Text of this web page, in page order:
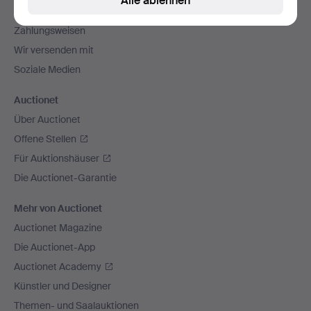
Zahlungsweisen
Wir versenden mit
Soziale Medien
Auctionet
Über Auctionet
Offene Stellen
Für Auktionshäuser
Die Auctionet-Garantie
Mehr von Auctionet
Auctionet Magazine
Die Auctionet-App
Auctionet Academy
Künstler und Designer
Themen- und Saalauktionen